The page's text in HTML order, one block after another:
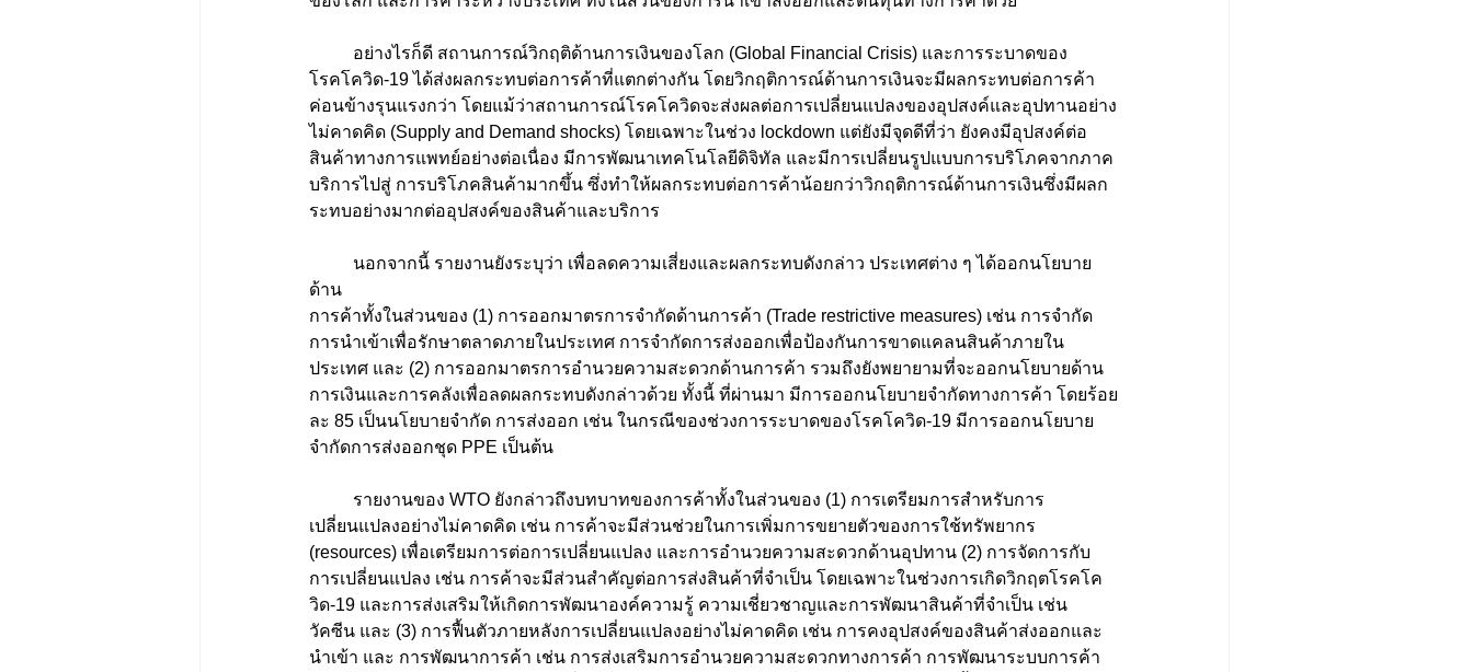
	อย่างไรก็ดี สถานการณ์วิกฤติด้านการเงินของโลก (Global Financial Crisis) และการระบาดของ
โรคโควิด-19 ได้ส่งผลกระทบต่อการค้าที่แตกต่างกัน โดยวิกฤติการณ์ด้านการเงินจะมีผลกระทบต่อการค้า
ค่อนข้างรุนแรงกว่า โดยแม้ว่าสถานการณ์โรคโควิดจะส่งผลต่อการเปลี่ยนแปลงของอุปสงค์และอุปทานอย่าง
ไม่คาดคิด (Supply and Demand shocks) โดยเฉพาะในช่วง lockdown แต่ยังมีจุดดีที่ว่า ยังคงมีอุปสงค์ต่อ
สินค้าทางการแพทย์อย่างต่อเนื่อง มีการพัฒนาเทคโนโลยีดิจิทัล และมีการเปลี่ยนรูปแบบการบริโภคจากภาค
บริการไปสู่ การบริโภคสินค้ามากขึ้น ซึ่งทำให้ผลกระทบต่อการค้าน้อยกว่าวิกฤติการณ์ด้านการเงินซึ่งมีผลก
ระทบอย่างมากต่ออุปสงค์ของสินค้าและบริการ
ด้าน
การค้าทั้งในส่วนของ (1) การออกมาตรการจำกัดด้านการค้า (Trade restrictive measures) เช่น การจำกัด
การนำเข้าเพื่อรักษาตลาดภายในประเทศ การจำกัดการส่งออกเพื่อป้องกันการขาดแคลนสินค้าภายใน
ประเทศ และ (2) การออกมาตรการอำนวยความสะดวกด้านการค้า รวมถึงยังพยายามที่จะออกนโยบายด้าน
การเงินและการคลังเพื่อลดผลกระทบดังกล่าวด้วย ทั้งนี้ ที่ผ่านมา มีการออกนโยบายจำกัดทางการค้า โดยร้อย
ละ 85 เป็นนโยบายจำกัด การส่งออก เช่น ในกรณีของช่วงการระบาดของโรคโควิด-19 มีการออกนโยบาย
จำกัดการส่งออกชุด PPE เป็นต้น
เปลี่ยนแปลงอย่างไม่คาดคิด เช่น การค้าจะมีส่วนช่วยในการเพิ่มการขยายตัวของการใช้ทรัพยากร
(resources) เพื่อเตรียมการต่อการเปลี่ยนแปลง และการอำนวยความสะดวกด้านอุปทาน (2) การจัดการกับ
การเปลี่ยนแปลง เช่น การค้าจะมีส่วนสำคัญต่อการส่งสินค้าที่จำเป็น โดยเฉพาะในช่วงการเกิดวิกฤตโรคโค
วิด-19 และการส่งเสริมให้เกิดการพัฒนาองค์ความรู้ ความเชี่ยวชาญและการพัฒนาสินค้าที่จำเป็น เช่น
วัคซีน และ (3) การฟื้นตัวภายหลังการเปลี่ยนแปลงอย่างไม่คาดคิด เช่น การคงอุปสงค์ของสินค้าส่งออกและ
นำเข้า และ การพัฒนาการค้า เช่น การส่งเสริมการอำนวยความสะดวกทางการค้า การพัฒนาระบบการค้า